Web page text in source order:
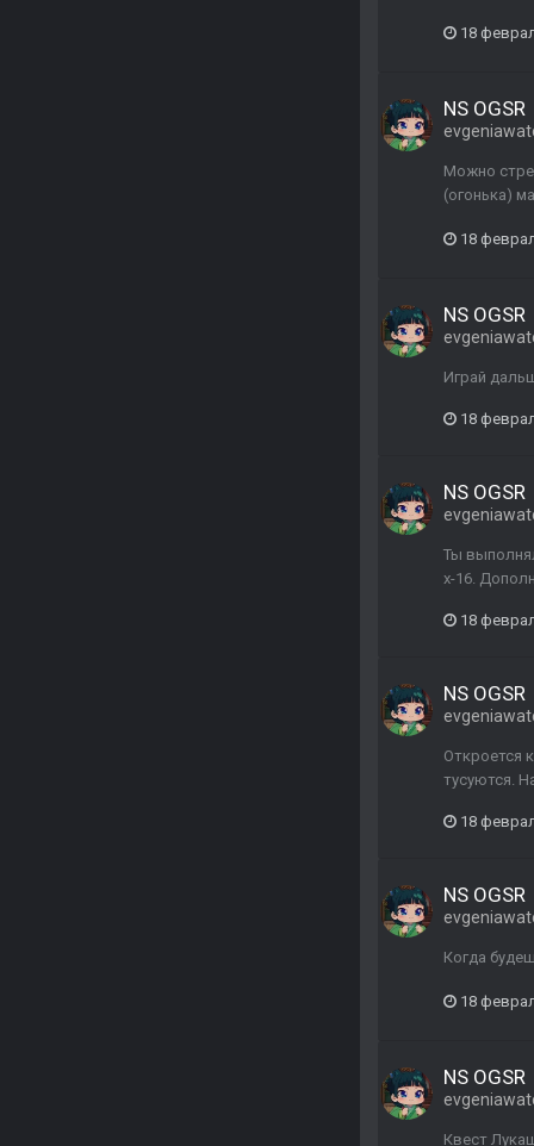
18
NS OGSR
Можно
(огонька)
18
NS OGSR
Играй
18
NS OGSR
Ты
х-16.
18
NS OGSR
Откроется
тусуются.
18
NS OGSR
Когда
18
NS OGSR
Квест